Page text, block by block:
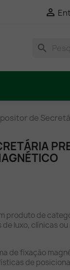

search
de
produto de
luxo, clínicas
de fixação
de